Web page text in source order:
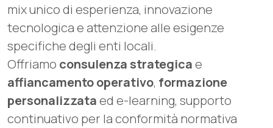
mix unico di esperienza, innovazione
tecnologica e attenzione alle esigenze
specifiche degli enti locali.
Offriamo consulenza strategicae
affiancamento operativo, formazione
personalizzataed e-learning, supporto
continuativo per la conformità normativa